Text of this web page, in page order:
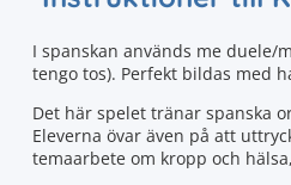
I spanskan används me duele/
tengo tos). Perfekt bildas med
Det här spelet tränar spanska
Eleverna övar även på att
temaarbete om kropp och